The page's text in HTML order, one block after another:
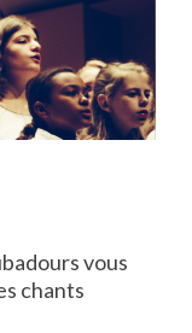
vous
chants